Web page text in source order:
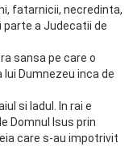
fatarnicii, necredinta,
a Judecatii de
sansa pe care o
Dumnezeu inca de
si Iadul. In rai e
Domnul Isus prin
care s-au impotrivit